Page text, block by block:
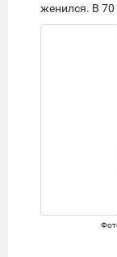
женился. В 70